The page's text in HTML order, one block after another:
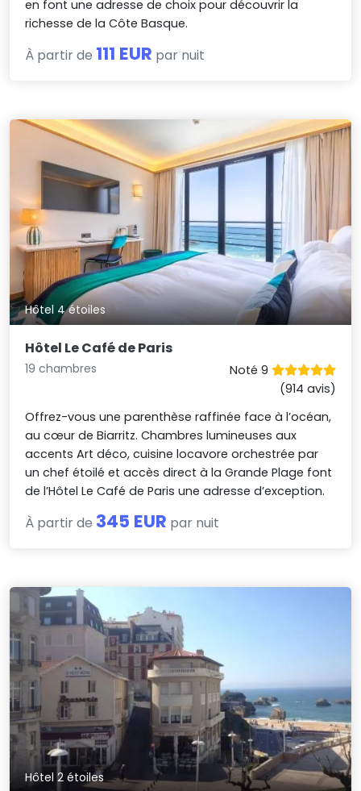
en font une adresse de choix pour découvrir la
richesse de la Côte Basque.
À partir de 111 EUR par nuit
Hôtel 4 étoiles
Hôtel Le Café de Paris
19 chambres
Noté 9
(914 avis)
Offrez-vous une parenthèse raffinée face à l’océan,
au cœur de Biarritz. Chambres lumineuses aux
accents Art déco, cuisine locavore orchestrée par
un chef étoilé et accès direct à la Grande Plage font
de l’Hôtel Le Café de Paris une adresse d’exception.
À partir de 345 EUR par nuit
Hôtel 2 étoiles